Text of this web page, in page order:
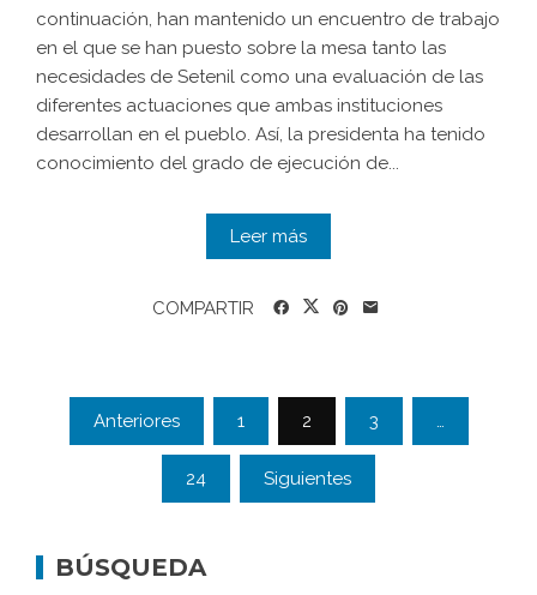
continuación, han mantenido un encuentro de trabajo
en el que se han puesto sobre la mesa tanto las
necesidades de Setenil como una evaluación de las
diferentes actuaciones que ambas instituciones
desarrollan en el pueblo. Así, la presidenta ha tenido
conocimiento del grado de ejecución de...
Leer más
COMPARTIR
Anteriores 1 2 3 …
24 Siguientes
BÚSQUEDA